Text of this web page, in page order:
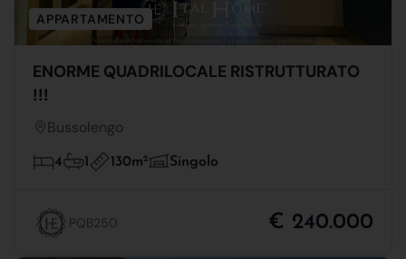
APPARTAMENTO
ENORME QUADRILOCALE RISTRUTTURATO
!!!
Bussolengo
4 1 130m2 Singolo
PQB250 € 240.000